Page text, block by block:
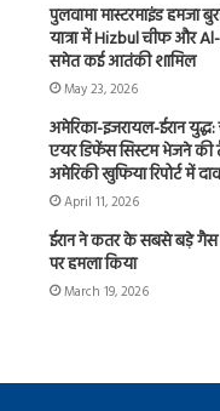
पुलवामा मास्टरमाइंड हमजा
यात्रा में Hizbul चीफ और
समेत कई आतंकी शामिल
May 23, 2026
अमेरिका-इजरायल-ईरान युद्ध:
एयर डिफेंस सिस्टम भेजने की
अमेरिकी खुफिया रिपोर्ट में
April 11, 2026
ईरान ने कतर के सबसे बड़े गैस
पर हमला किया
March 19, 2026